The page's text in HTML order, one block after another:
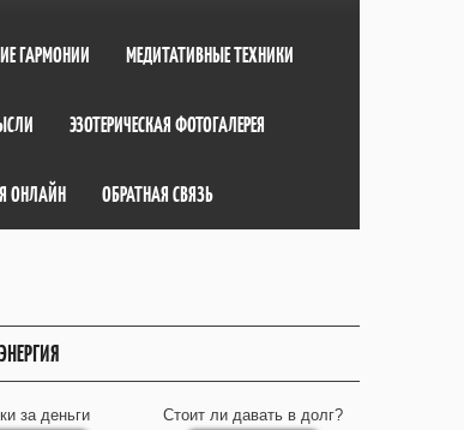
ГАРМОНИИ МЕДИТАТИВНЫЕ ТЕХНИКИ
ЭЗОТЕРИЧЕСКАЯ ФОТОГАЛЕРЕЯ
ОНЛАЙН ОБРАТНАЯ СВЯЗЬ
за деньги Стоит ли давать в долг?